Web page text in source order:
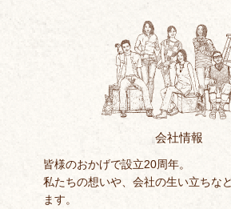
会社情報
皆様のおかげで設立20周年。
私たちの想いや、会社の生い立ちな
ます。